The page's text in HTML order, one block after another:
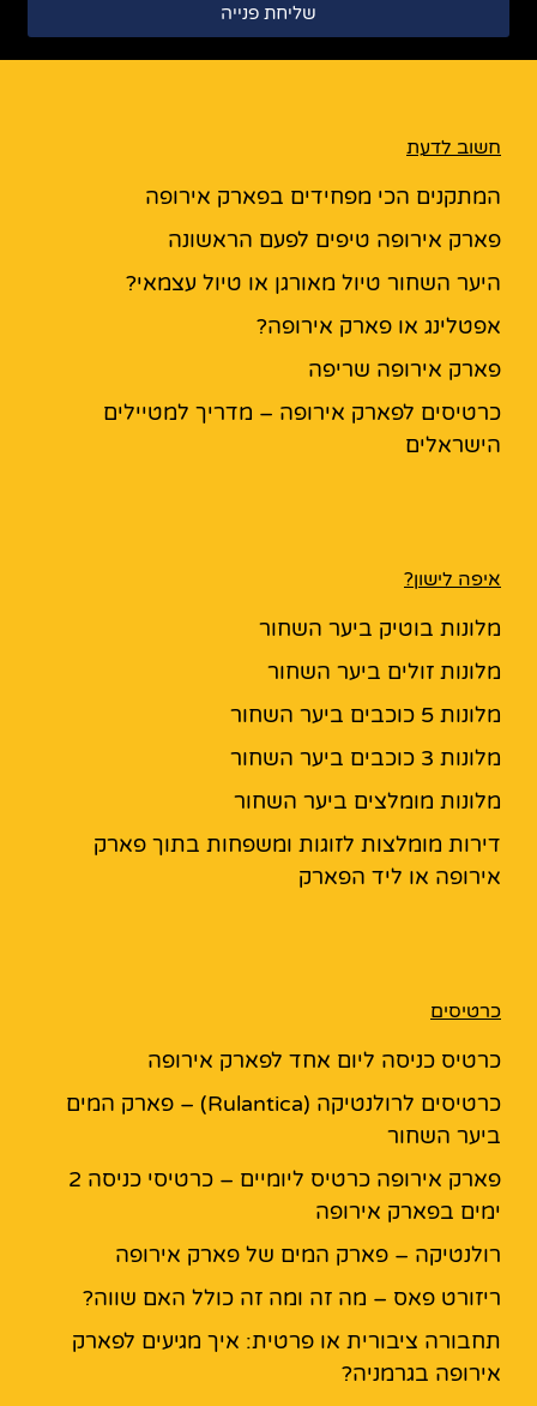
שליחת פנייה
חשוב לדעת
המתקנים הכי מפחידים בפארק אירופה
פארק אירופה טיפים לפעם הראשונה
היער השחור טיול מאורגן או טיול עצמאי?
אפטלינג או פארק אירופה?
פארק אירופה שריפה
כרטיסים לפארק אירופה – מדריך למטיילים
הישראלים
איפה לישון?
מלונות בוטיק ביער השחור
מלונות זולים ביער השחור
מלונות 5 כוכבים ביער השחור
מלונות 3 כוכבים ביער השחור
מלונות מומלצים ביער השחור
דירות מומלצות לזוגות ומשפחות בתוך פארק
אירופה או ליד הפארק
כרטיסים
כרטיס כניסה ליום אחד לפארק אירופה
כרטיסים לרולנטיקה (Rulantica) – פארק המים
ביער השחור
פארק אירופה כרטיס ליומיים – כרטיסי כניסה 2
ימים בפארק אירופה
רולנטיקה – פארק המים של פארק אירופה
ריזורט פאס – מה זה ומה זה כולל האם שווה?
תחבורה ציבורית או פרטית: איך מגיעים לפארק
אירופה בגרמניה?